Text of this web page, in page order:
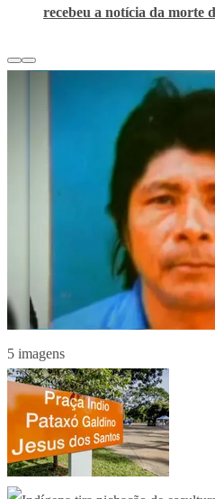
recebeu a notícia da morte
5 imagens